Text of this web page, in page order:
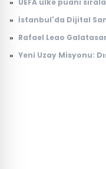
» İstanbul'da Dijital
» Rafael Leao
» Yeni Uzay Misyonu: